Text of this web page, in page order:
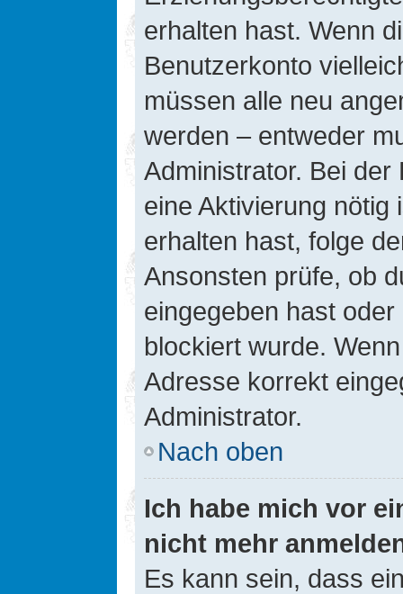
erhalten hast. Wenn
Benutzerkonto
müssen alle neu
werden – entweder
Administrator. Bei
eine Aktivierung nötig
erhalten hast, folge
Ansonsten prüfe, ob
eingegeben hast
blockiert wurde.
Adresse korrekt
Administrator.
Nach oben
Ich habe mich vor
nicht mehr
Es kann sein, dass